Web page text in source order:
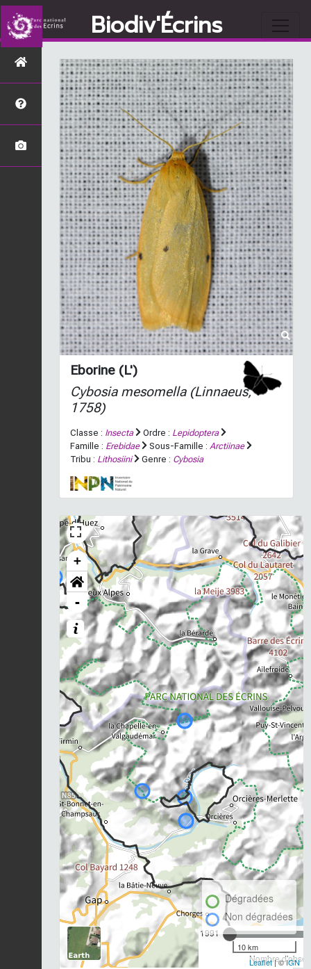
Biodiv'Écrins
Eborine (L')
Cybosia mesomella(Linnaeus,
1758)
Classe : Insecta Ordre : Lepidoptera
Famille : Erebidae Sous-Famille : Arctiinae
Tribu : Lithosiini Genre : Cybosia
+
-
1991
Nombre
Dégradées
Non dégradées
10 km
Leaflet| ©IGN